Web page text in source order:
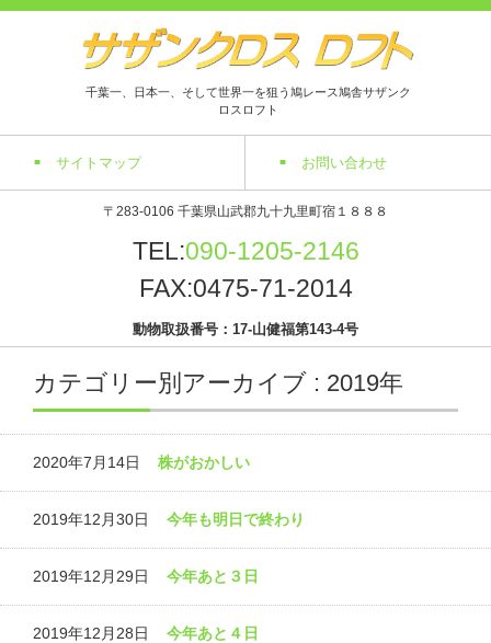
千葉一、日本一、そして世界一を狙う鳩レース鳩舎サザンク
ロスロフト
サイトマップ お問い合わせ
〒283-0106 千葉県山武郡九十九里町宿１８８８
TEL:090-1205-2146
FAX:0475-71-2014
動物取扱番号：17-山健福第143-4号
カテゴリー別アーカイブ : 2019年
2020年7月14日 株がおかしい
2019年12月30日 今年も明日で終わり
2019年12月29日 今年あと３日
2019年12月28日 今年あと４日